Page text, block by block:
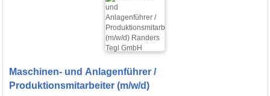
Maschinen- und Anlagenführer /
Produktionsmitarbeiter (m/w/d)